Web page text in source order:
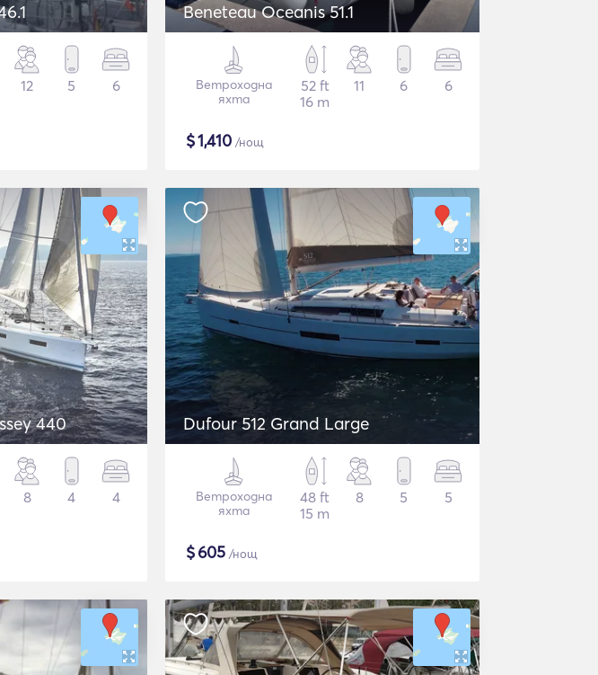
12 5 6
Beneteau Oceanis 51.1
Ветроходна
яхта
52 ft
16 m
11 6 6
$1,410 /нощ
440
8 4 4
Dufour 512 Grand Large
Ветроходна
яхта
48 ft
15 m
8 5 5
$605 /нощ